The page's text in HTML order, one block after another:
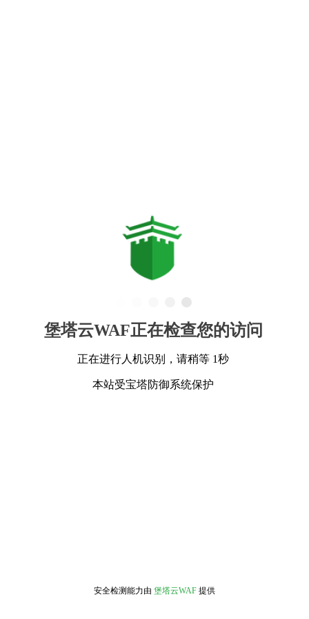
堡塔云WAF正在检查您的访问
正在进行人机识别，请稍等 1秒
本站受宝塔防御系统保护
安全检测能力由 堡塔云WAF 提供